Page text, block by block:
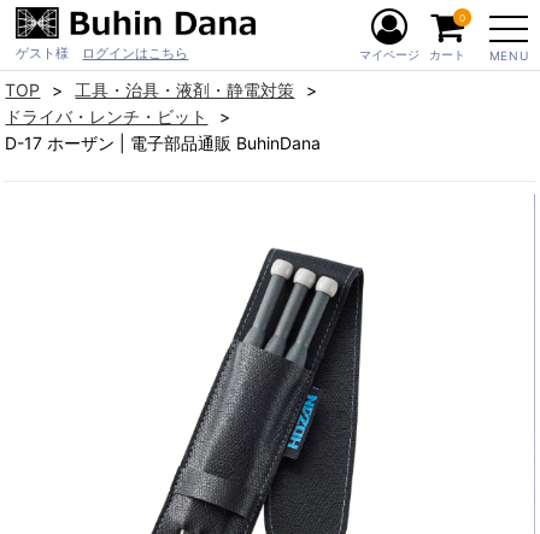
ゲスト様 ログインはこちら MENU
マイページ カート
0
TOP
工具・治具・液剤・静電対策
ドライバ・レンチ・ビット
D-17 ホーザン | 電子部品通販 BuhinDana